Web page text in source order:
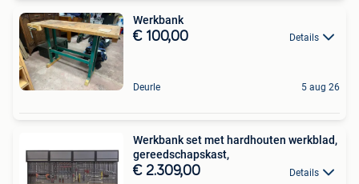
Werkbank
€ 100,00 Details
Deurle 5 aug 26
Werkbank set met hardhouten werkblad,
gereedschapskast,
€ 2.309,00 Details